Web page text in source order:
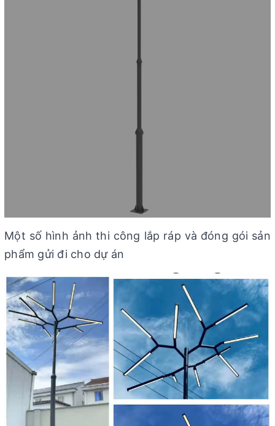
Một số hình ảnh thi công lắp ráp và đóng gói sản
phẩm gửi đi cho dự án